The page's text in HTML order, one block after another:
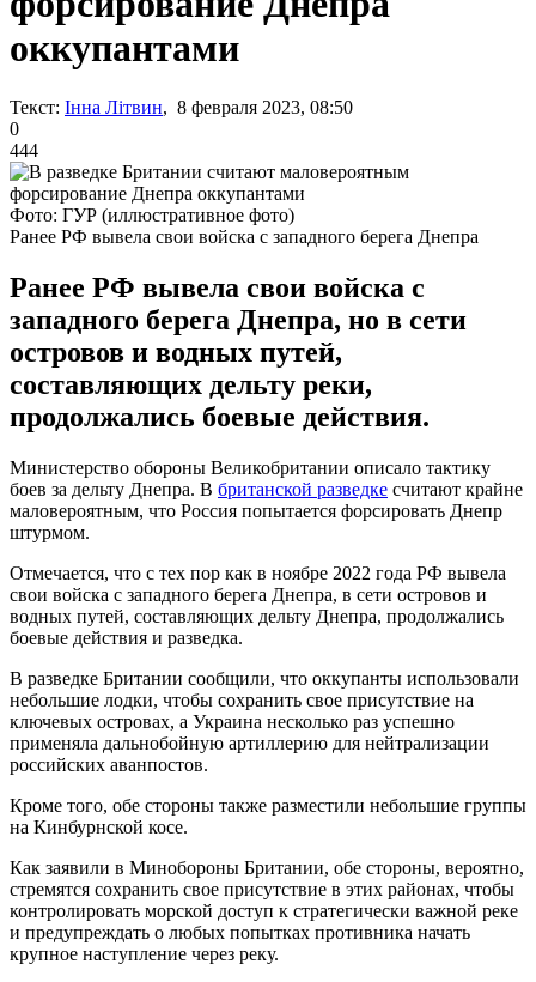
оккупантами
Текст: Інна Літвин, 8 февраля 2023, 08:50
0
444
Фото: ГУР (иллюстративное фото)
Ранее РФ вывела свои войска с западного берега Днепра
Ранее РФ вывела свои войска с
западного берега Днепра, но в сети
островов и водных путей,
составляющих дельту реки,
продолжались боевые действия.
Министерство обороны Великобритании описало тактику
боев за дельту Днепра. В британской разведке считают крайне
маловероятным, что Россия попытается форсировать Днепр
штурмом.
Отмечается, что с тех пор как в ноябре 2022 года РФ вывела
свои войска с западного берега Днепра, в сети островов и
водных путей, составляющих дельту Днепра, продолжались
боевые действия и разведка.
В разведке Британии сообщили, что оккупанты использовали
небольшие лодки, чтобы сохранить свое присутствие на
ключевых островах, а Украина несколько раз успешно
применяла дальнобойную артиллерию для нейтрализации
российских аванпостов.
Кроме того, обе стороны также разместили небольшие группы
на Кинбурнской косе.
Как заявили в Минобороны Британии, обе стороны, вероятно,
стремятся сохранить свое присутствие в этих районах, чтобы
контролировать морской доступ к стратегически важной реке
и предупреждать о любых попытках противника начать
крупное наступление через реку.